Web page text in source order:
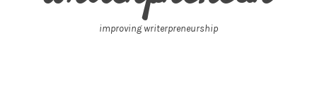
improving writerpreneurship